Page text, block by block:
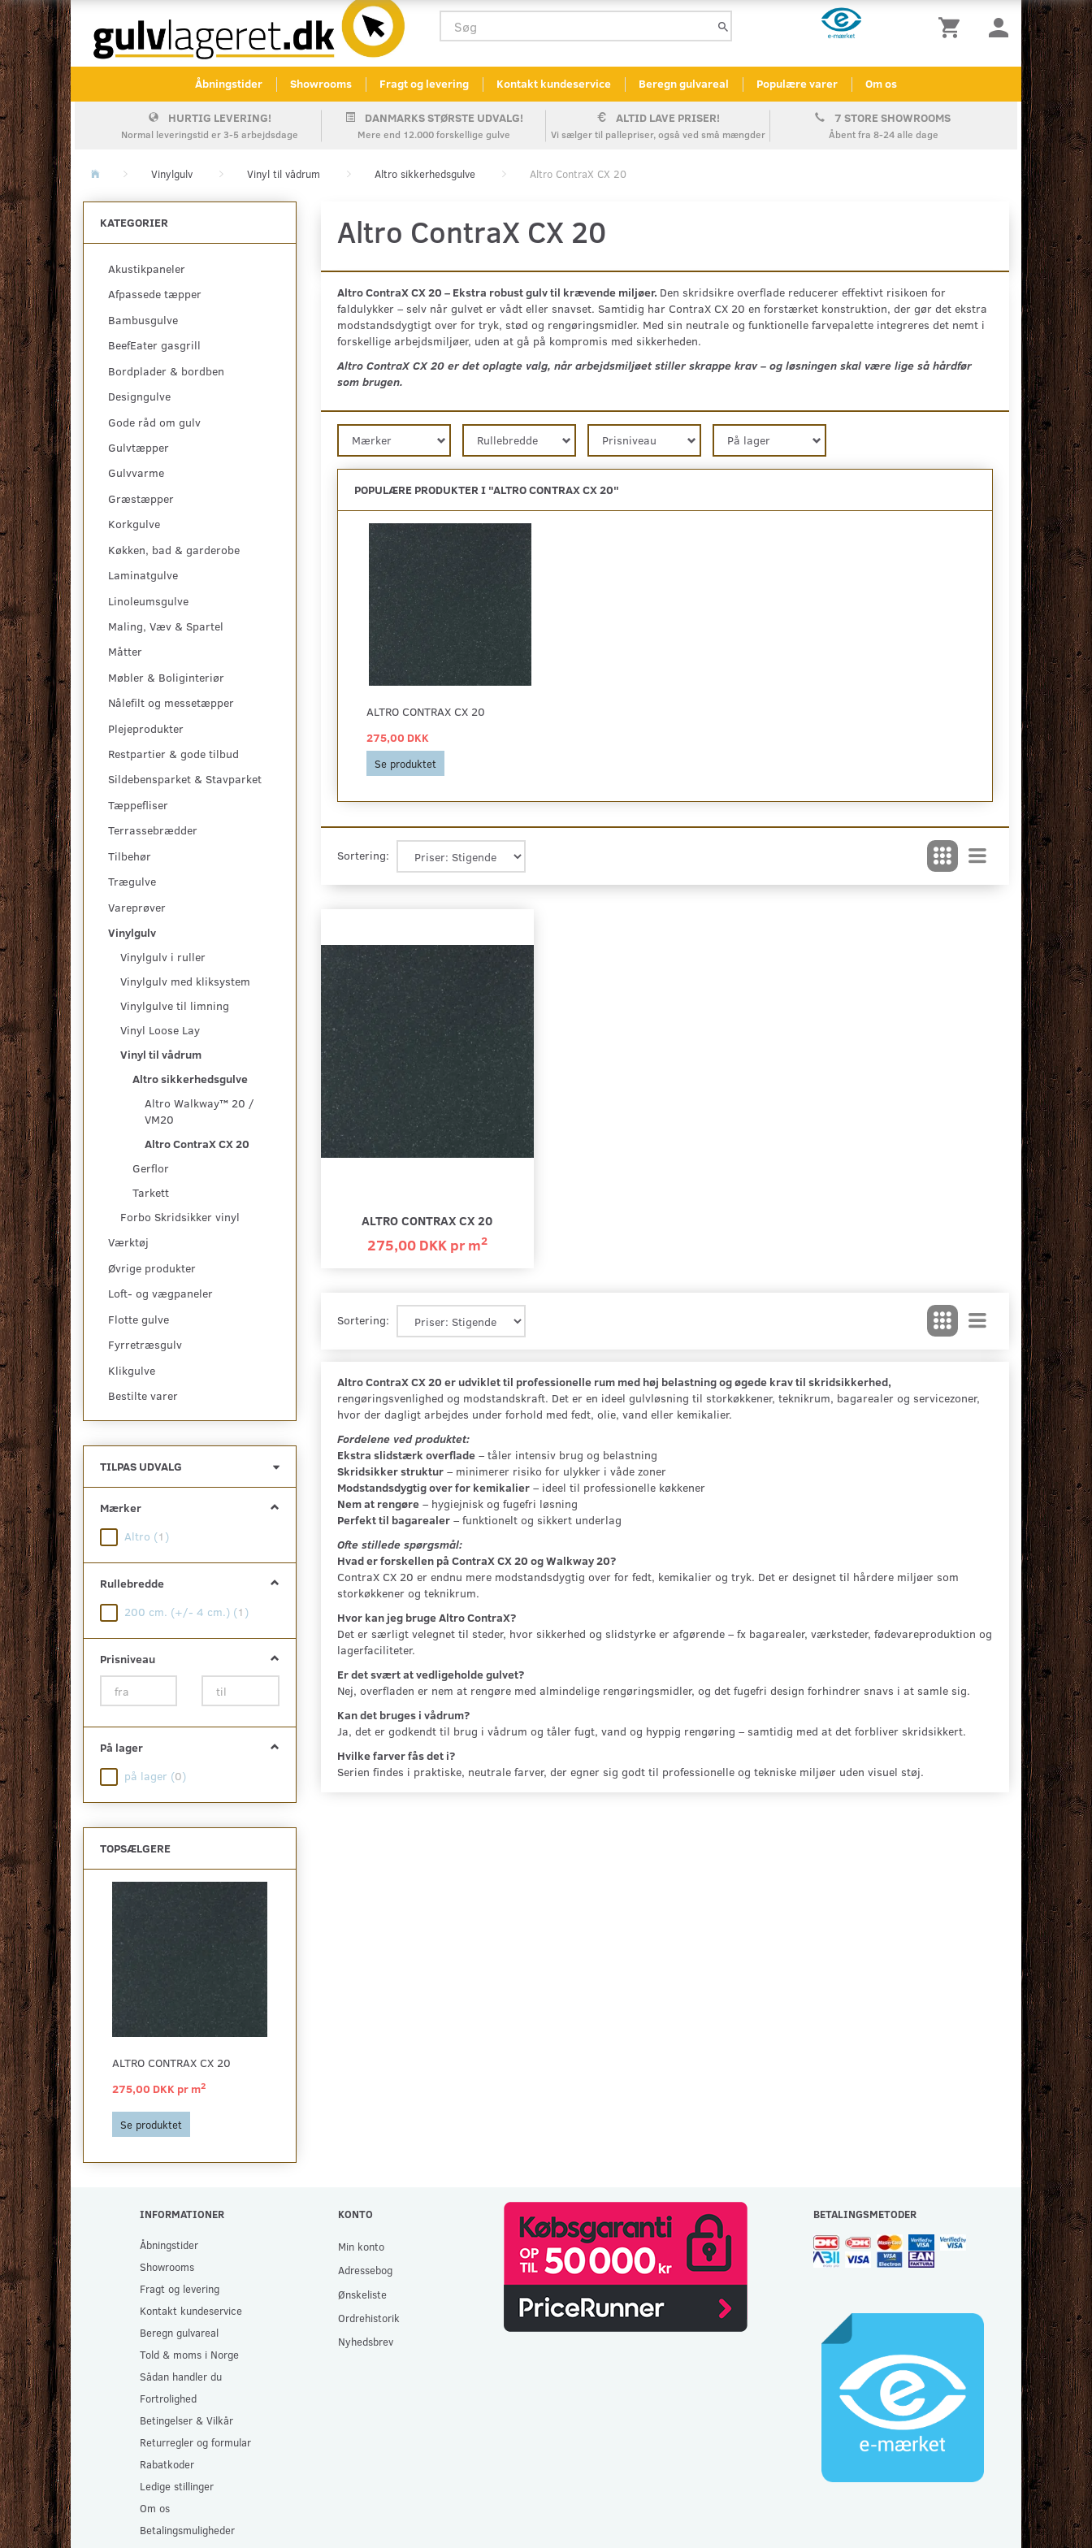
Åbningstider Showrooms Fragt og levering Kontakt kundeservice Beregn gulvareal Populære varer Om os
HURTIG LEVERING!
Normal leveringstid er 3-5 arbejdsdage
DANMARKS STØRSTE UDVALG!
Mere end 12.000 forskellige gulve
ALTID LAVE PRISER!
Vi sælger til pallepriser, også ved små mængder
7 STORE SHOWROOMS
Åbent fra 8-24 alle dage
Vinylgulv Vinyl til vådrum Altro sikkerhedsgulve Altro ContraX CX 20
KATEGORIER
Akustikpaneler
Afpassede tæpper
Bambusgulve
BeefEater gasgrill
Bordplader & bordben
Designgulve
Gode råd om gulv
Gulvtæpper
Gulvvarme
Græstæpper
Korkgulve
Køkken, bad & garderobe
Laminatgulve
Linoleumsgulve
Maling, Væv & Spartel
Måtter
Møbler & Boliginteriør
Nålefilt og messetæpper
Plejeprodukter
Restpartier & gode tilbud
Sildebensparket & Stavparket
Tæppefliser
Terrassebrædder
Tilbehør
Trægulve
Vareprøver
Vinylgulv
Vinylgulv i ruller
Vinylgulv med kliksystem
Vinylgulve til limning
Vinyl Loose Lay
Vinyl til vådrum
Altro sikkerhedsgulve
Altro Walkway™ 20 /
VM20
Altro ContraX CX 20
Gerflor
Tarkett
Forbo Skridsikker vinyl
Værktøj
Øvrige produkter
Loft- og vægpaneler
Flotte gulve
Fyrretræsgulv
Klikgulve
Bestilte varer
TILPAS UDVALG
Mærker
Altro (1 )
Rullebredde
200 cm. (+/- 4 cm.) (1 )
Prisniveau
På lager
på lager (0)
TOPSÆLGERE
ALTRO CONTRAX CX 20
275,00 DKK pr m2
Se produktet
Altro ContraX CX 20
Altro ContraX CX 20 – Ekstra robust gulv til krævende miljøer. Den skridsikre overflade reducerer effektivt risikoen for
faldulykker – selv når gulvet er vådt eller snavset. Samtidig har ContraX CX 20 en forstærket konstruktion, der gør det ekstra
modstandsdygtigt over for tryk, stød og rengøringsmidler. Med sin neutrale og funktionelle farvepalette integreres det nemt i
forskellige arbejdsmiljøer, uden at gå på kompromis med sikkerheden.
Altro ContraX CX 20 er det oplagte valg, når arbejdsmiljøet stiller skrappe krav – og løsningen skal være lige så hårdfør
som brugen.
Mærker Rullebredde Prisniveau På lager
POPULÆRE PRODUKTER I "ALTRO CONTRAX CX 20"
ALTRO CONTRAX CX 20
275,00 DKK
Se produktet
Sortering:
ALTRO CONTRAX CX 20
275,00 DKK prm2
Sortering:
Altro ContraX CX 20 er udviklet til professionelle rum med høj belastning og øgede krav til skridsikkerhed,
rengøringsvenlighed og modstandskraft. Det er en ideel gulvløsning til storkøkkener, teknikrum, bagarealer og servicezoner,
hvor der dagligt arbejdes under forhold med fedt, olie, vand eller kemikalier.
Fordelene ved produktet:
Ekstra slidstærk overflade– tåler intensiv brug og belastning
Skridsikker struktur– minimerer risiko for ulykker i våde zoner
Modstandsdygtig over for kemikalier– ideel til professionelle køkkener
Nem at rengøre– hygiejnisk og fugefri løsning
Perfekt til bagarealer– funktionelt og sikkert underlag
Ofte stillede spørgsmål:
Hvad er forskellen på ContraX CX 20 og Walkway 20?
ContraX CX 20 er endnu mere modstandsdygtig over for fedt, kemikalier og tryk. Det er designet til hårdere miljøer som
storkøkkener og teknikrum.
Hvor kan jeg bruge Altro ContraX?
Det er særligt velegnet til steder, hvor sikkerhed og slidstyrke er afgørende – fx bagarealer, værksteder, fødevareproduktion og
lagerfaciliteter.
Er det svært at vedligeholde gulvet?
Nej, overfladen er nem at rengøre med almindelige rengøringsmidler, og det fugefri design forhindrer snavs i at samle sig.
Kan det bruges i vådrum?
Ja, det er godkendt til brug i vådrum og tåler fugt, vand og hyppig rengøring – samtidig med at det forbliver skridsikkert.
Hvilke farver fås det i?
Serien findes i praktiske, neutrale farver, der egner sig godt til professionelle og tekniske miljøer uden visuel støj.
INFORMATIONER
Åbningstider
Showrooms
Fragt og levering
Kontakt kundeservice
Beregn gulvareal
Told & moms i Norge
Sådan handler du
Fortrolighed
Betingelser & Vilkår
Returregler og formular
Rabatkoder
Ledige stillinger
Om os
Betalingsmuligheder
KONTO
Min konto
Adressebog
Ønskeliste
Ordrehistorik
Nyhedsbrev
BETALINGSMETODER